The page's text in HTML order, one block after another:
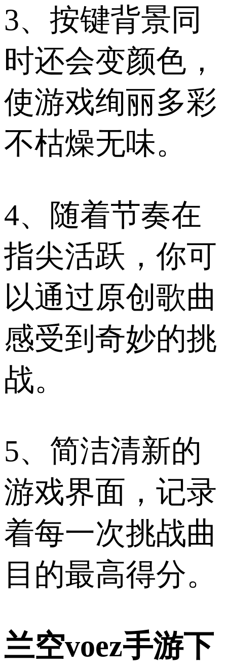
3、按键背景同
时还会变颜色，
使游戏绚丽多彩
不枯燥无味。
4、随着节奏在
指尖活跃，你可
以通过原创歌曲
感受到奇妙的挑
战。
5、简洁清新的
游戏界面，记录
着每一次挑战曲
目的最高得分。
兰空voez手游下